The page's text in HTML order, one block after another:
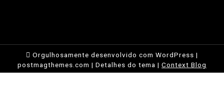
Orgulhosamente desenvolvido com WordPress |
postmagthemes.com | Detalhes do tema | Context Blog